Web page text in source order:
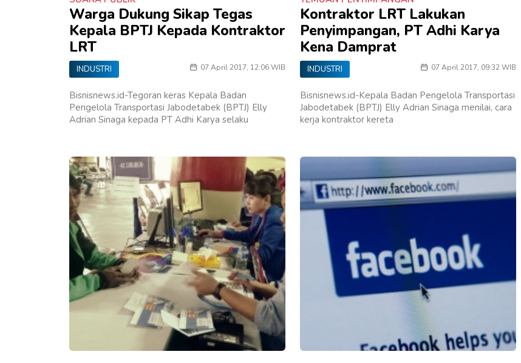
Warga Dukung Sikap Tegas
Kepala BPTJ Kepada Kontraktor
LRT
INDUSTRI 07 April 2017, 12:06 WIB
Bisnisnews.id-Tegoran keras Kepala Badan
Pengelola Transportasi Jabodetabek (BPTJ) Elly
Adrian Sinaga kepada PT Adhi Karya selaku
Kontraktor LRT Lakukan
Penyimpangan, PT Adhi Karya
Kena Damprat
INDUSTRI 07 April 2017, 09:32 WIB
Bisnisnews.id-Kepala Badan Pengelola Transportasi
Jabodetabek (BPTJ) Elly Adrian Sinaga menilai, cara
kerja kontraktor kereta